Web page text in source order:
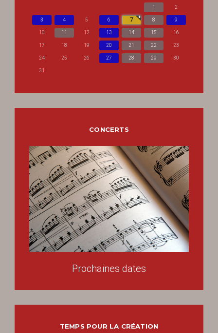
1 2
3 4 5 6 7 8 9
10 11 12 13 14 15 16
17 18 19 20 21 22 23
24 25 26 27 28 29 30
31
CONCERTS
Prochaines dates
TEMPS POUR LA CRÉATION